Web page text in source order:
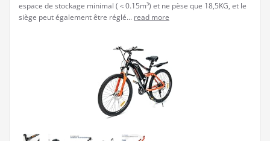
espace de stockage minimal (＜0.15m³) et ne pèse que 18,5KG, et le
siège peut également être réglé... read more